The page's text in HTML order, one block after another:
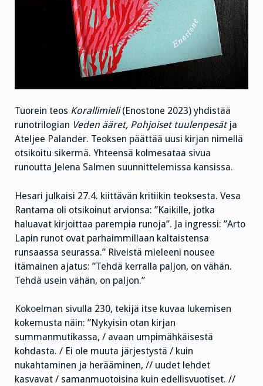
Tuorein teos Korallimieli(Enostone 2023) yhdistää
runotrilogian Veden ääret, Pohjoiset tuulenpesätja
Ateljee Palander. Teoksen päättää uusi kirjan nimellä
otsikoitu sikermä. Yhteensä kolmesataa sivua
runoutta Jelena Salmen suunnittelemissa kansissa.
Hesari julkaisi 27.4. kiittävän kritiikin teoksesta. Vesa
Rantama oli otsikoinut arvionsa: ”Kaikille, jotka
haluavat kirjoittaa parempia runoja”. Ja ingressi: ”Arto
Lapin runot ovat parhaimmillaan kaltaistensa
runsaassa seurassa.” Riveistä mieleeni nousee
itämainen ajatus: ”Tehdä kerralla paljon, on vähän.
Tehdä usein vähän, on paljon.”
Kokoelman sivulla 230, tekijä itse kuvaa lukemisen
kokemusta näin: ”Nykyisin otan kirjan
summanmutikassa, / avaan umpimähkäisestä
kohdasta. / Ei ole muuta järjestystä / kuin
nukahtaminen ja herääminen, // uudet lehdet
kasvavat / samanmuotoisina kuin edellisvuotiset. //